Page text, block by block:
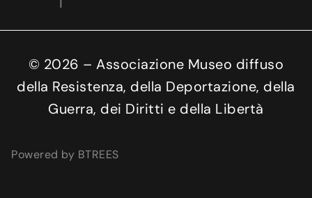
© 2026 – Associazione Museo diffuso
della Resistenza, della Deportazione, della
Guerra, dei Diritti e della Libertà
Powered by BTREES